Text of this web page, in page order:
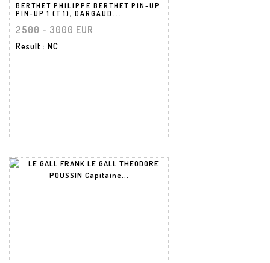
BERTHET PHILIPPE BERTHET PIN-UP
PIN-UP 1 (T.1), DARGAUD...
2500 - 3000 EUR
Result : NC